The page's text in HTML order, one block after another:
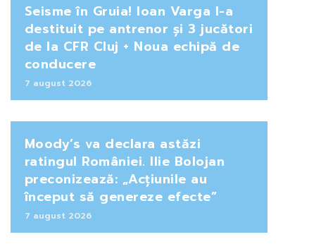
Seisme în Gruia! Ioan Varga l-a
destituit pe antrenor și 3 jucători
de la CFR Cluj + Noua echipă de
conducere
7 august 2026
Moody’s va declara astăzi
ratingul României. Ilie Bolojan
preconizează: „Acțiunile au
început să genereze efecte”
7 august 2026